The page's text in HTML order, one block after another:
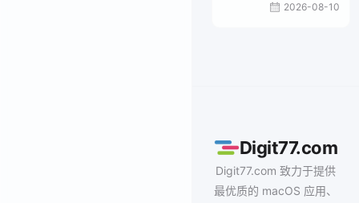
2026-08-10
Digit77.com
Digit77.com 致力于提供
最优质的 macOS 应用、